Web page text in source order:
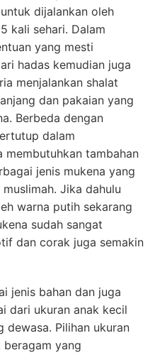
dijalankan oleh
kali sehari. Dalam
yang mesti
hadas kemudian juga
menjalankan shalat
dan pakaian yang
Berbeda dengan
dalam
membutuhkan tambahan
jenis mukena yang
Jika dahulu
warna putih sekarang
sudah sangat
dan corak juga semakin
jenis bahan dan juga
dari ukuran anak kecil
dewasa. Pilihan ukuran
beragam yang